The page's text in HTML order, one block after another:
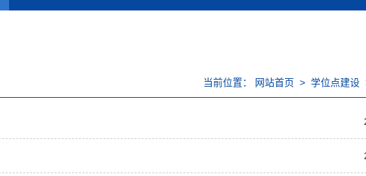
当前位置： 网站首页 > 学位点建设